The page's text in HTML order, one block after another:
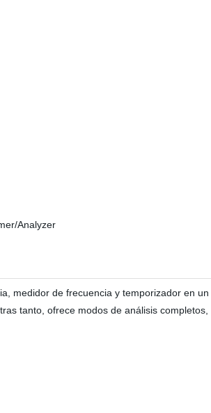
medidor de frecuencia y temporizador en
tanto, ofrece modos de análisis